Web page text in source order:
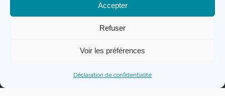
Accepter
Refuser
Voir les préférences
Déclaration de confidentialité
Localisation
Aéroport de Caen, 40 km
Gare de Bayeux, 10 km